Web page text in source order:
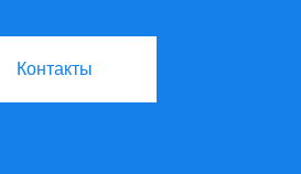
Контакты